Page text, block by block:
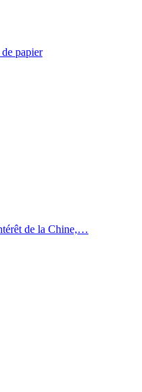
papier
de la Chine,…